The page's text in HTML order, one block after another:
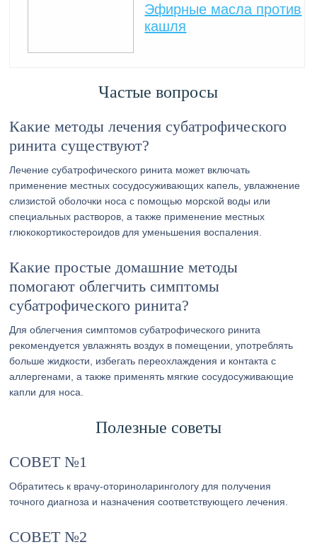
Эфирные масла против
кашля
Частые вопросы
Какие методы лечения субатрофического
ринита существуют?
Лечение субатрофического ринита может включать
применение местных сосудосуживающих капель, увлажнение
слизистой оболочки носа с помощью морской воды или
специальных растворов, а также применение местных
глюкокортикостероидов для уменьшения воспаления.
Какие простые домашние методы
помогают облегчить симптомы
субатрофического ринита?
Для облегчения симптомов субатрофического ринита
рекомендуется увлажнять воздух в помещении, употреблять
больше жидкости, избегать переохлаждения и контакта с
аллергенами, а также применять мягкие сосудосуживающие
капли для носа.
Полезные советы
СОВЕТ №1
Обратитесь к врачу-оториноларингологу для получения
точного диагноза и назначения соответствующего лечения.
СОВЕТ №2